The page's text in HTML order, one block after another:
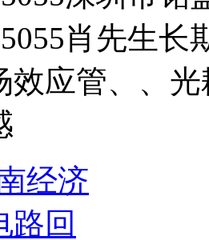
肖先生
效应管、、